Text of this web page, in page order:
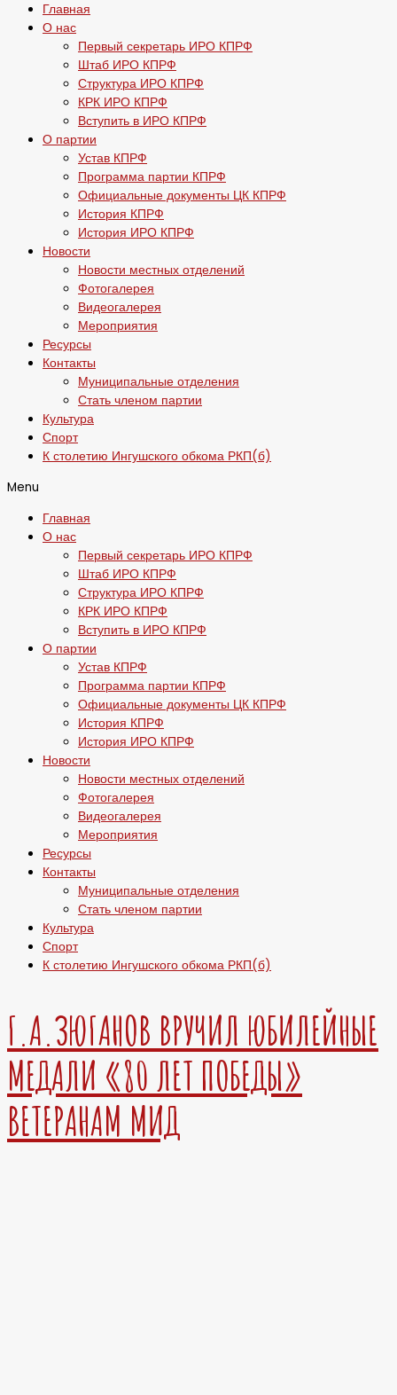
Главная
О нас
Первый секретарь ИРО КПРФ
Штаб ИРО КПРФ
Структура ИРО КПРФ
КРК ИРО КПРФ
Вступить в ИРО КПРФ
О партии
Устав КПРФ
Программа партии КПРФ
Официальные документы ЦК КПРФ
История КПРФ
История ИРО КПРФ
Новости
Новости местных отделений
Фотогалерея
Видеогалерея
Мероприятия
Ресурсы
Контакты
Муниципальные отделения
Стать членом партии
Культура
Спорт
К столетию Ингушского обкома РКП(б)
Menu
Главная
О нас
Первый секретарь ИРО КПРФ
Штаб ИРО КПРФ
Структура ИРО КПРФ
КРК ИРО КПРФ
Вступить в ИРО КПРФ
О партии
Устав КПРФ
Программа партии КПРФ
Официальные документы ЦК КПРФ
История КПРФ
История ИРО КПРФ
Новости
Новости местных отделений
Фотогалерея
Видеогалерея
Мероприятия
Ресурсы
Контакты
Муниципальные отделения
Стать членом партии
Культура
Спорт
К столетию Ингушского обкома РКП(б)
Г.А.ЗЮГАНОВ ВРУЧИЛ ЮБИЛЕЙНЫЕ
МЕДАЛИ «80 ЛЕТ ПОБЕДЫ»
ВЕТЕРАНАМ МИД